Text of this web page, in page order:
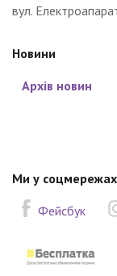
вул.
Новини
Архів новин
Ми у соцмережах
Фейсбук